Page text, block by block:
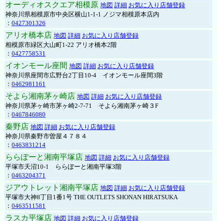
オーディオスクエア相模原 地図 詳細 お気に入り店舗登録
神奈川県相模原市中央区横山1-1-1 ノジマ相模原本店内
： 0427301326
アリオ橋本店 地図 詳細 お気に入り店舗登録
相模原市緑区大山町1-22 アリオ橋本2階
： 0427758531
イオンモール座間 地図 詳細 お気に入り店舗登録
神奈川県座間市広野台2丁目10-4 イオンモール座間3階
： 0462981161
そよら湘南茅ヶ崎店 地図 詳細 お気に入り店舗登録
神奈川県茅ヶ崎市茅ヶ崎2‐7‐71 そよら湘南茅ヶ崎３F
： 0467846080
秦野店 地図 詳細 お気に入り店舗登録
神奈川県秦野市曽屋４７８４
： 0463831214
ららぽーと湘南平塚店 地図 詳細 お気に入り店舗登録
平塚市天沼10-1 ららぽーと湘南平塚3階
： 0463204371
ジアウトレット湘南平塚店 地図 詳細 お気に入り店舗登録
平塚市大神8丁目1番1号 THE OUTLETS SHONAN HIRATSUKA
： 0463511581
ラスカ平塚店 地図 詳細 お気に入り店舗登録